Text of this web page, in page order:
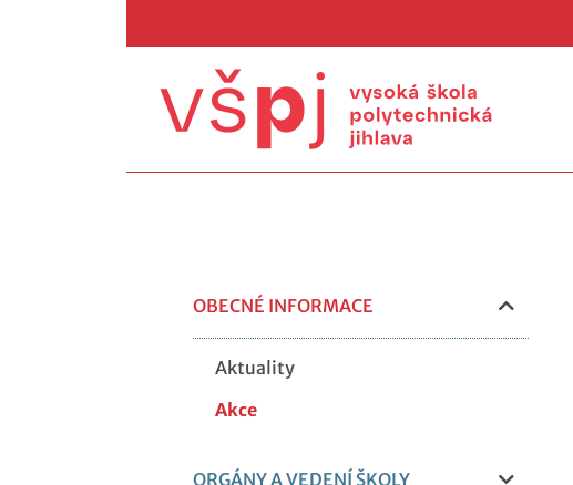
OBECNÉ INFORMACE
Aktuality
Akce
ORGÁNY A VEDENÍ ŠKOLY